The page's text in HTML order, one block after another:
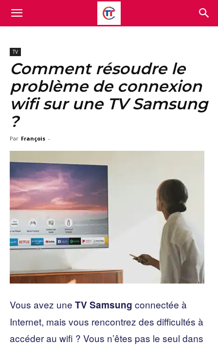
TV
Comment résoudre le
problème de connexion
wifi sur une TV Samsung
?
Par François -
Vous avez une TV Samsung connectée à
Internet, mais vous rencontrez des difficultés à
accéder au wifi ? Vous n’êtes pas le seul dans